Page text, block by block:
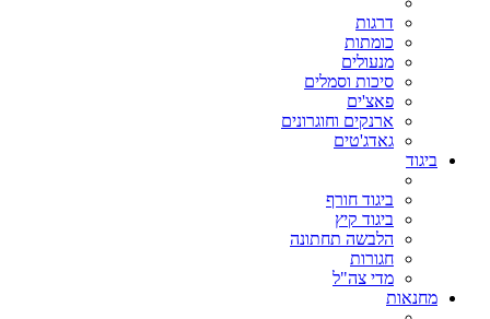
דרגות
כומתות
מנעולים
סיכות וסמלים
פאצ'ים
ארנקים וחוגרונים
גאדג'טים
ביגוד
ביגוד חורף
ביגוד קיץ
הלבשה תחתונה
חגורות
מדי צה"ל
מחנאות